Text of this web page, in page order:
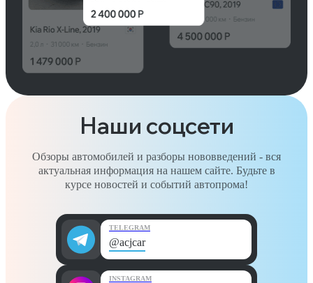
Наши соцсети
Обзоры автомобилей и разборы нововведений - вся
актуальная информация на нашем сайте. Будьте в
курсе новостей и событий автопрома!
TELEGRAM
@acjcar
INSTAGRAM